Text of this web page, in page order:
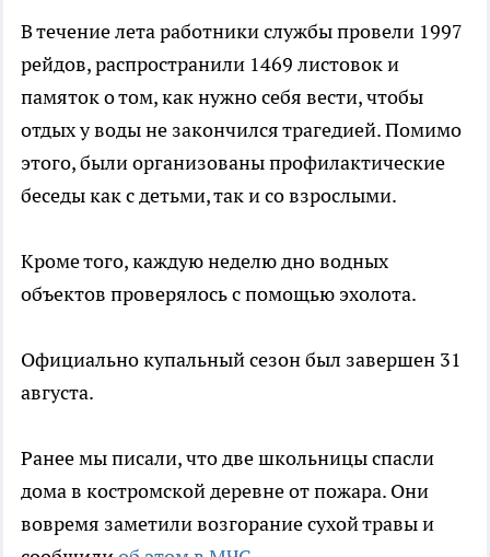
В течение лета работники службы провели 1997
рейдов, распространили 1469 листовок и
памяток о том, как нужно себя вести, чтобы
отдых у воды не закончился трагедией. Помимо
этого, были организованы профилактические
беседы как с детьми, так и со взрослыми.
Кроме того, каждую неделю дно водных
объектов проверялось с помощью эхолота.
Официально купальный сезон был завершен 31
августа.
Ранее мы писали, что две школьницы спасли
дома в костромской деревне от пожара. Они
вовремя заметили возгорание сухой травы и